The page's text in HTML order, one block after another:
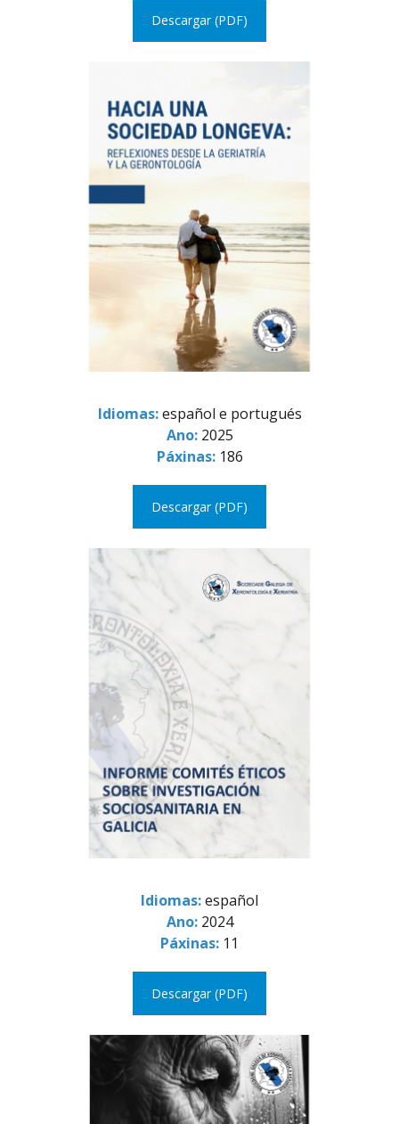
Descargar (PDF)
Idiomas:español e portugués
Ano:2025
Páxinas:186
Descargar (PDF)
Idiomas:español
Ano:2024
Páxinas: 11
Descargar (PDF)